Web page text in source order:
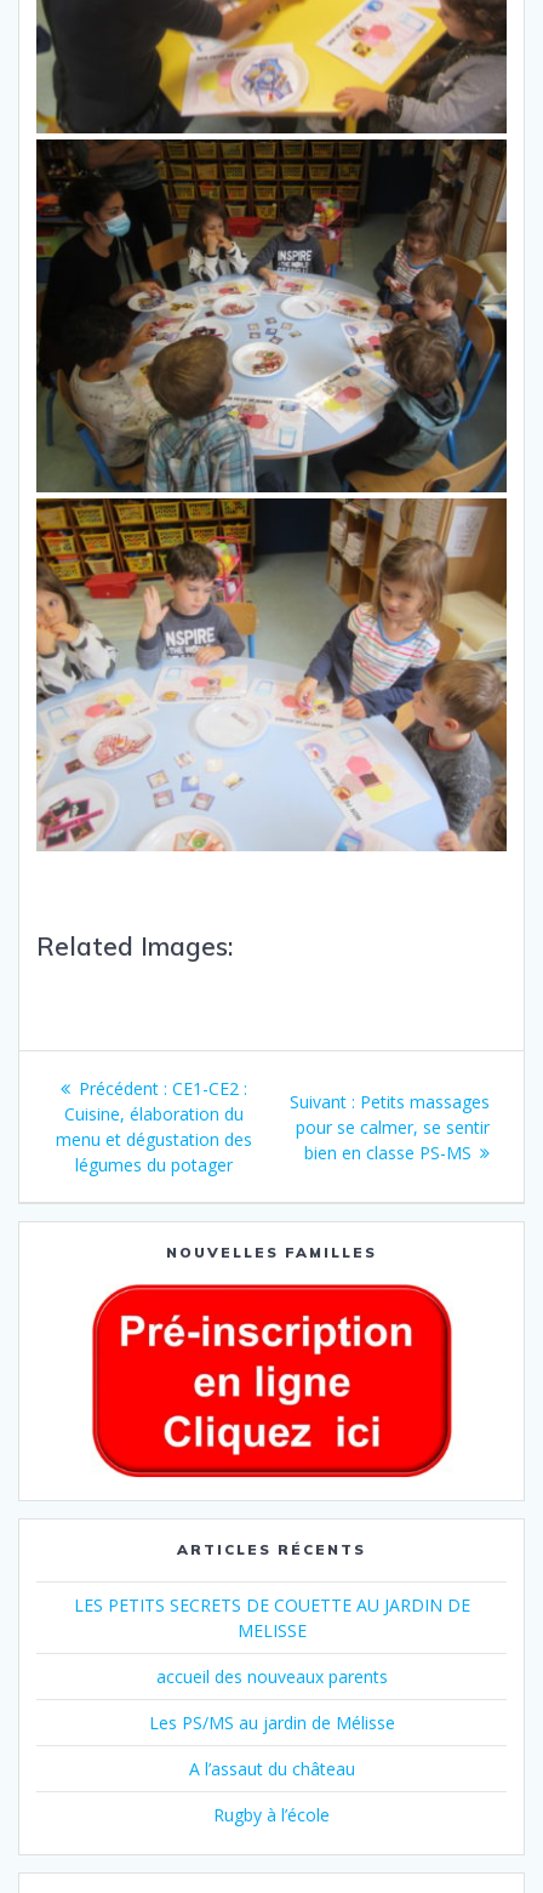
Related Images:
Précédent : CE1-CE2 :
Cuisine, élaboration du
menu et dégustation des
légumes du potager
Suivant : Petits massages
pour se calmer, se sentir
bien en classe PS-MS
NOUVELLES FAMILLES
ARTICLES RÉCENTS
LES PETITS SECRETS DE COUETTE AU JARDIN DE
MELISSE
accueil des nouveaux parents
Les PS/MS au jardin de Mélisse
A l’assaut du château
Rugby à l’école